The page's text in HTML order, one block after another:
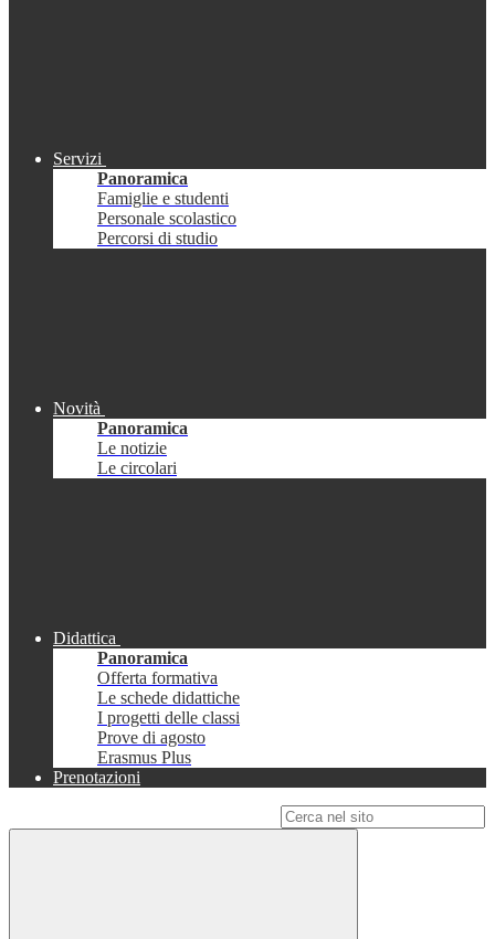
Servizi
Panoramica
Famiglie e studenti
Personale scolastico
Percorsi di studio
Novità
Panoramica
Le notizie
Le circolari
Didattica
Panoramica
Offerta formativa
Le schede didattiche
I progetti delle classi
Prove di agosto
Erasmus Plus
Prenotazioni